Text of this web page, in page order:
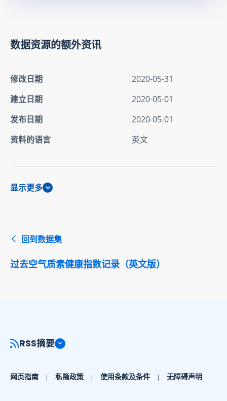
数据资源的额外资讯
修改日期
2020-05-31
建立日期
2020-05-01
发布日期
2020-05-01
资料的语言
英文
显示更多
回到数据集
过去空气质素健康指数记录（英文版）
RSS摘要
网页指南 私隐政策 使用条款及条件 无障碍声明